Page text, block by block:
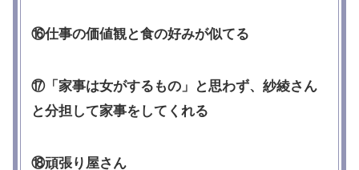
⑯仕事の価値観と食の好みが似てる
⑰「家事は女がするもの」と思わず、紗綾さん
と分担して家事をしてくれる
⑱頑張り屋さん